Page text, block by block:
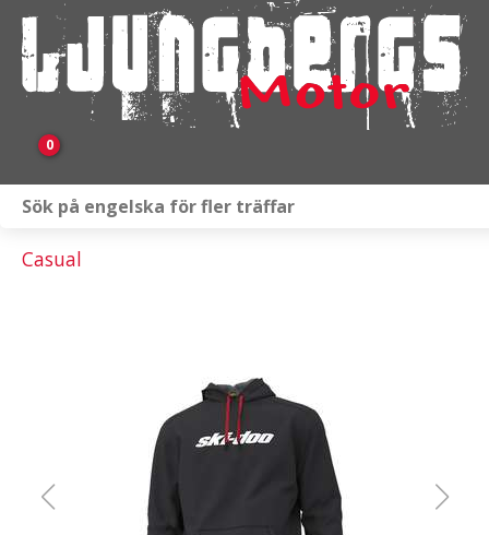
0
Släpvagnar & Skylift
Casual